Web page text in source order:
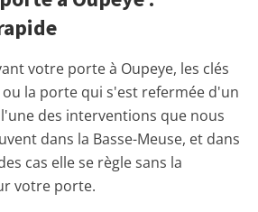
votre porte à Oupeye, les clés
la porte qui s'est refermée d'un
des interventions que nous
dans la Basse-Meuse, et dans
cas elle se règle sans la
votre porte.